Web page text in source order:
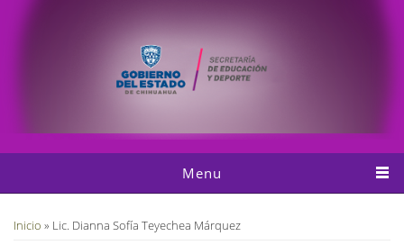
Menu
Usted está aquí
Inicio » Lic. Dianna Sofía Teyechea Márquez